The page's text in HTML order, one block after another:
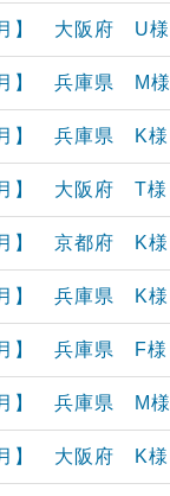
月】 大阪府 U様
月】 兵庫県 M様
月】 兵庫県 K様
月】 大阪府 T様
月】 京都府 K様
月】 兵庫県 K様
月】 兵庫県 F様
月】 兵庫県 M様
月】 大阪府 K様